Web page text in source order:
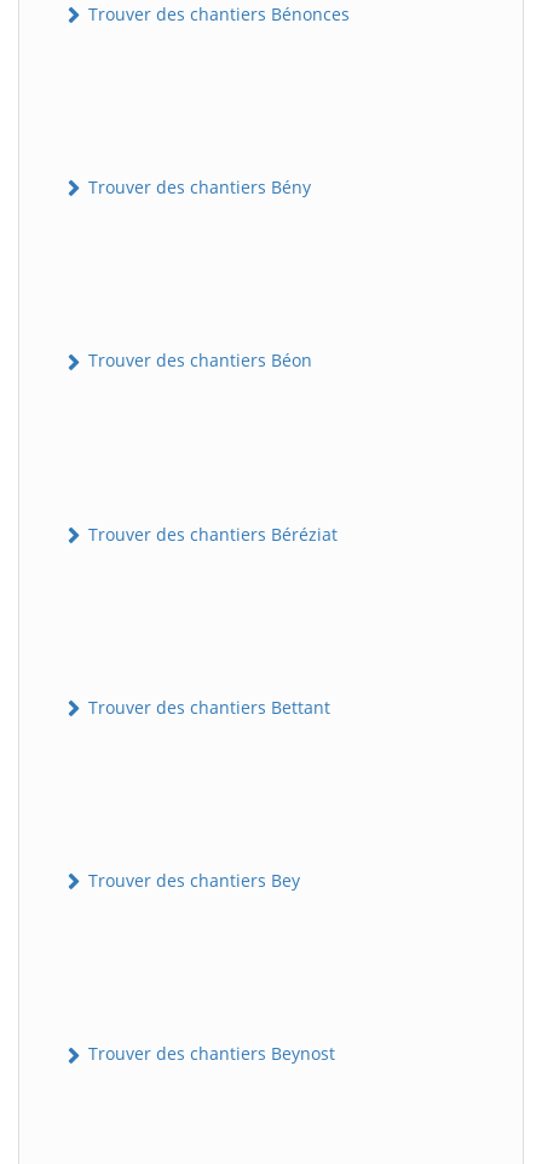
Trouver des chantiers Bénonces
Trouver des chantiers Bény
Trouver des chantiers Béon
Trouver des chantiers Béréziat
Trouver des chantiers Bettant
Trouver des chantiers Bey
Trouver des chantiers Beynost